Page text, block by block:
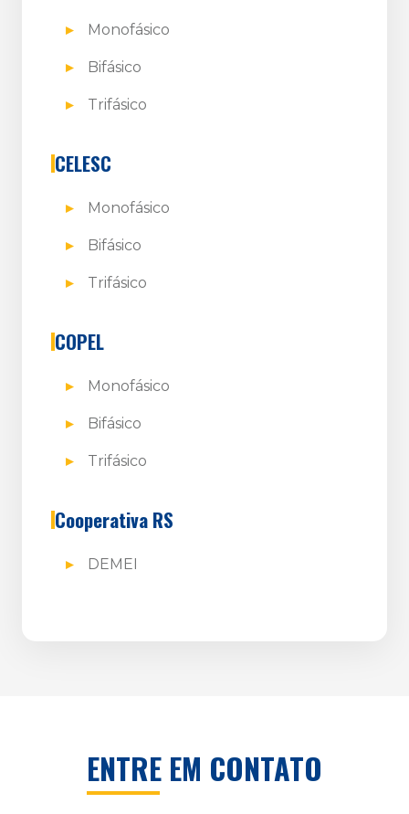
Monofásico
Bifásico
Trifásico
CELESC
Monofásico
Bifásico
Trifásico
COPEL
Monofásico
Bifásico
Trifásico
Cooperativa RS
DEMEI
ENTRE EM CONTATO